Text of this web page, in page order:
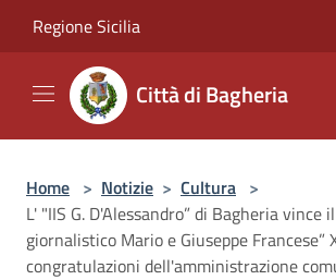
Regione Sicilia
Città di Bagheria
Home > Notizie > Cultura >
L' "IIS G. D'Alessandro” di Bagheria vince
giornalistico Mario e Giuseppe Francese”
congratulazioni dell'amministrazione